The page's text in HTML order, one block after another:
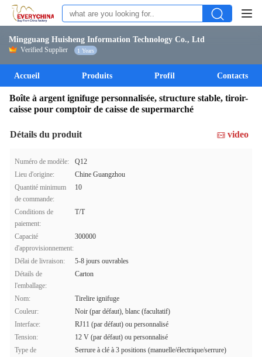
Mingguang Huisheng Information Technology Co., Ltd
Verified Supplier 1 Years
Accueil Produits Profil Contacts
Boîte à argent ignifuge personnalisée, structure stable, tiroir-
caisse pour comptoir de caisse de supermarché
Détails du produit video
Numéro de modèle:
Q12
Lieu d'origine:
Chine Guangzhou
Quantité minimum
de commande:
10
Conditions de
paiement:
T/T
Capacité
d'approvisionnement:
300000
Délai de livraison:
5-8 jours ouvrables
Détails de
l'emballage:
Carton
Nom:
Tirelire ignifuge
Couleur:
Noir (par défaut), blanc (facultatif)
Interface:
RJ11 (par défaut) ou personnalisé
Tension:
12 V (par défaut) ou personnalisé
Type de
Serrure à clé à 3 positions (manuelle/électrique/serrure)